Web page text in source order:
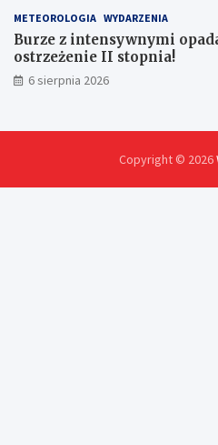
METEOROLOGIA WYDARZENIA
Burze z intensywnymi
ostrzeżenie II stopnia!
6 sierpnia 2026
Copyright © 2026